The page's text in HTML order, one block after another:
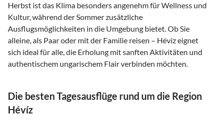
Herbst ist das Klima besonders angenehm für Wellness und
Kultur, während der Sommer zusätzliche
Ausflugsmöglichkeiten in die Umgebung bietet. Ob Sie
alleine, als Paar oder mit der Familie reisen – Hévíz eignet
sich ideal für alle, die Erholung mit sanften Aktivitäten und
authentischem ungarischem Flair verbinden möchten.
Die besten Tagesausflüge rund um die Region
Hévíz